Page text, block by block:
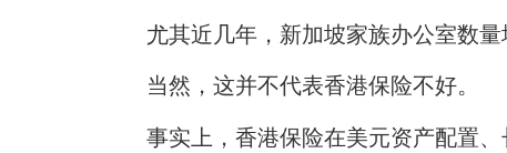
尤其近几年，新加坡家族办公室数
当然，这并不代表香港保险不好。
事实上，香港保险在美元资产配置